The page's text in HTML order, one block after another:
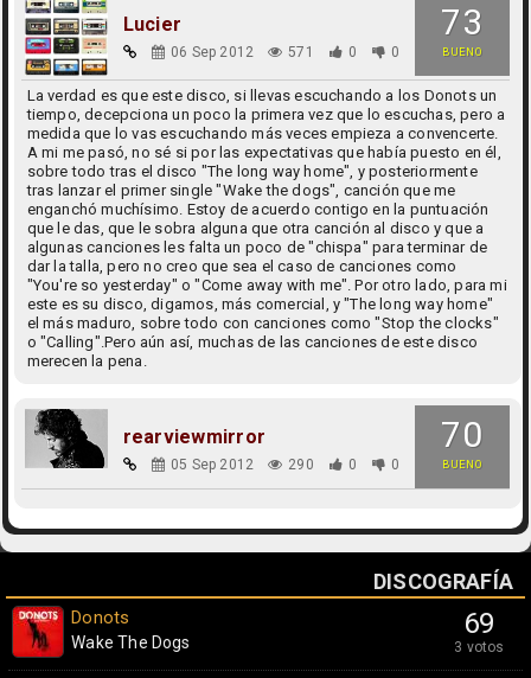
73
BUENO
Lucier
06 Sep 2012 571 0 0
La verdad es que este disco, si llevas escuchando a los Donots un
tiempo, decepciona un poco la primera vez que lo escuchas, pero a
medida que lo vas escuchando más veces empieza a convencerte.
A mi me pasó, no sé si por las expectativas que había puesto en él,
sobre todo tras el disco "The long way home", y posteriormente
tras lanzar el primer single "Wake the dogs", canción que me
enganchó muchísimo. Estoy de acuerdo contigo en la puntuación
que le das, que le sobra alguna que otra canción al disco y que a
algunas canciones les falta un poco de "chispa" para terminar de
dar la talla, pero no creo que sea el caso de canciones como
"You're so yesterday" o "Come away with me". Por otro lado, para mi
este es su disco, digamos, más comercial, y "The long way home"
el más maduro, sobre todo con canciones como "Stop the clocks"
o "Calling".Pero aún así, muchas de las canciones de este disco
merecen la pena.
70
BUENO
rearviewmirror
05 Sep 2012 290 0 0
DISCOGRAFÍA
69
3 votos
Donots
Wake The Dogs